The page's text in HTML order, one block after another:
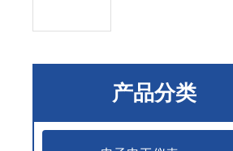
产品分类